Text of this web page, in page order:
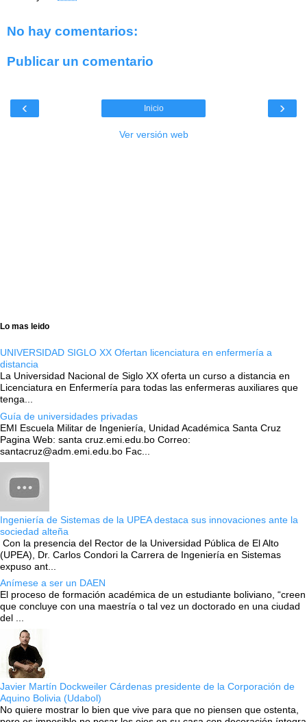
No hay comentarios:
Publicar un comentario
‹ ›
Inicio
Ver versión web
Lo mas leido
UNIVERSIDAD SIGLO XX Ofertan licenciatura en enfermería a
distancia
La Universidad Nacional de Siglo XX oferta un curso a distancia en
Licenciatura en Enfermería para todas las enfermeras auxiliares que
tenga...
Guía de universidades privadas
EMI Escuela Militar de Ingeniería, Unidad Académica Santa Cruz
Pagina Web: santa cruz.emi.edu.bo Correo:
santacruz@adm.emi.edu.bo Fac...
Ingeniería de Sistemas de la UPEA destaca sus innovaciones ante la
sociedad alteña
Con la presencia del Rector de la Universidad Pública de El Alto
(UPEA), Dr. Carlos Condori la Carrera de Ingeniería en Sistemas
expuso ant...
Anímese a ser un DAEN
El proceso de formación académica de un estudiante boliviano, “creen
que concluye con una maestría o tal vez un doctorado en una ciudad
del ...
Javier Martín Dockweiler Cárdenas presidente de la Corporación de
Aquino Bolivia (Udabol)
No quiere mostrar lo bien que vive para que no piensen que ostenta,